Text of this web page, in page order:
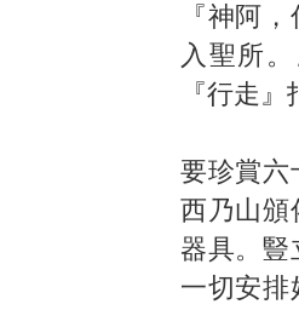
『神阿
入聖所
『行走
要珍賞六
西乃山頒
器具。豎
一切安排